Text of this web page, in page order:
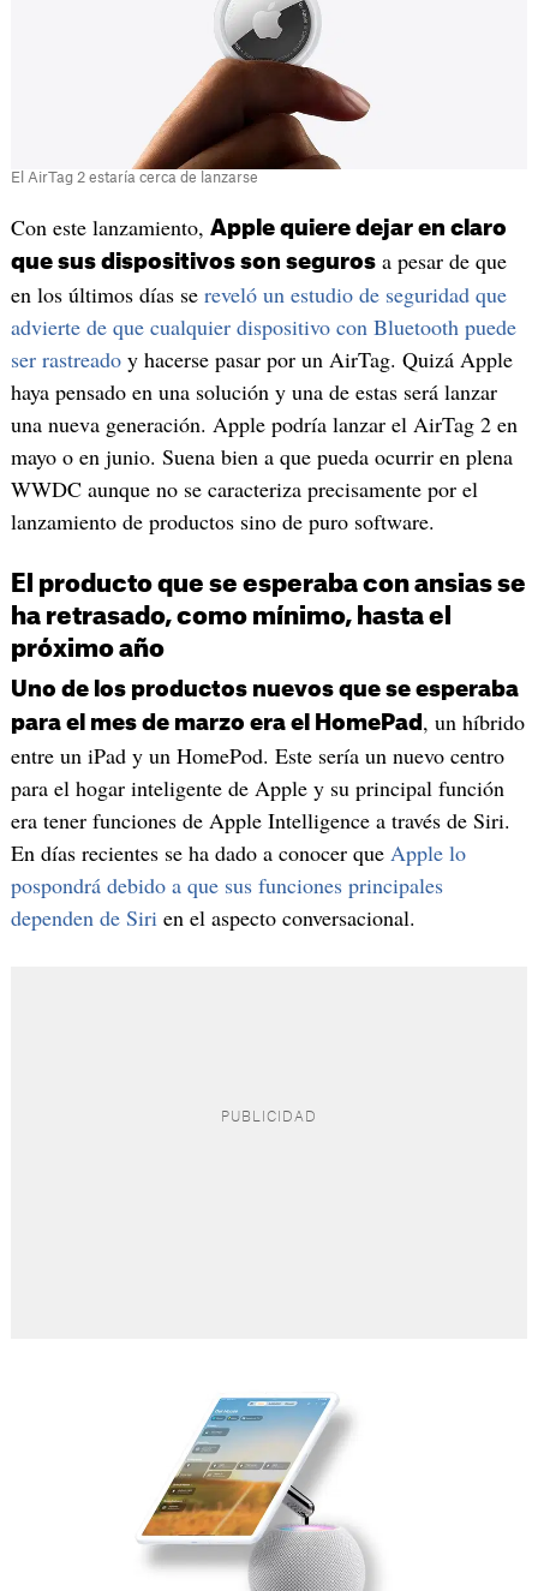
El AirTag 2 estaría cerca de lanzarse
Con este lanzamiento, Apple quiere dejar en claro
que sus dispositivos son segurosa pesar de que
en los últimos días se reveló un estudio de seguridad que
advierte de que cualquier dispositivo con Bluetooth puede
ser rastreadoy hacerse pasar por un AirTag. Quizá Apple
haya pensado en una solución y una de estas será lanzar
una nueva generación. Apple podría lanzar el AirTag 2 en
mayo o en junio. Suena bien a que pueda ocurrir en plena
WWDC aunque no se caracteriza precisamente por el
lanzamiento de productos sino de puro software.
El producto que se esperaba con ansias se
ha retrasado, como mínimo, hasta el
próximo año
Uno de los productos nuevos que se esperaba
para el mes de marzo era el HomePad , un híbrido
entre un iPad y un HomePod. Este sería un nuevo centro
para el hogar inteligente de Apple y su principal función
era tener funciones de Apple Intelligence a través de Siri.
En días recientes se ha dado a conocer que Apple lo
pospondrá debido a que sus funciones principales
dependen de Sirien el aspecto conversacional.